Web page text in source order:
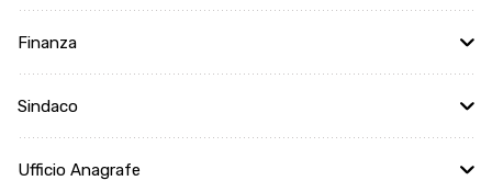
Finanza
Sindaco
Ufficio Anagrafe